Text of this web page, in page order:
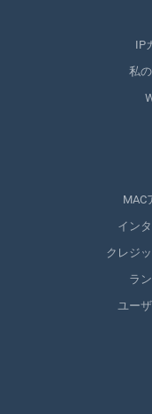
IP
私
MAC
イン
クレジ
ラ
ユー